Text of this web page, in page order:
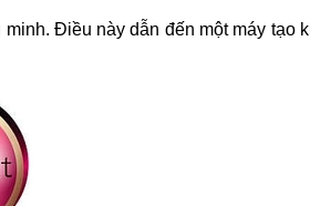
Điều này dẫn đến một máy tạo